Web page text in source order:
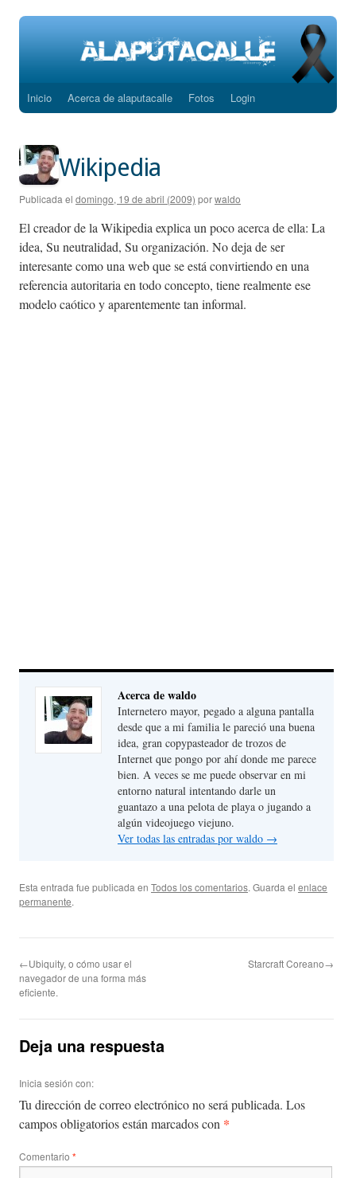
Saltar
contenido
Inicio Acerca de alaputacalle Fotos Login
Wikipedia
Publicada el domingo, 19 de abril (2009) porwaldo
El creador de la Wikipedia explica un poco acerca de ella: La
idea, Su neutralidad, Su organización. No deja de ser
interesante como una web que se está convirtiendo en una
referencia autoritaria en todo concepto, tiene realmente ese
modelo caótico y aparentemente tan informal.
Acerca de waldo
Internetero mayor, pegado a alguna pantalla
desde que a mi familia le pareció una buena
idea, gran copypasteador de trozos de
Internet que pongo por ahí donde me parece
bien. A veces se me puede observar en mi
entorno natural intentando darle un
guantazo a una pelota de playa o jugando a
algún videojuego viejuno.
Ver todas las entradas por waldo →
Esta entrada fue publicada en Todos los comentarios. Guarda el enlace
permanente.
←Ubiquity, o cómo usar el
navegador de una forma más
eficiente.
Starcraft Coreano→
Deja una respuesta
Inicia sesión con:
Tu dirección de correo electrónico no será publicada. Los
campos obligatorios están marcados con *
Comentario *